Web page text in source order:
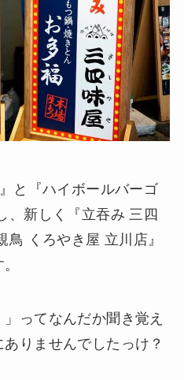
と『ハイボールバーゴ
、新しく『立吞み 三四
くろやき屋 立川店』
」ってなんだか聞き覚え
りませんでしたっけ？